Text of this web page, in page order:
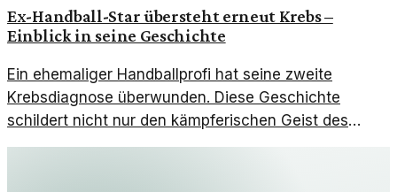
Ex-Handball-Star übersteht erneut Krebs –
Einblick in seine Geschichte
Ein ehemaliger Handballprofi hat seine zweite
Krebsdiagnose überwunden. Diese Geschichte
schildert nicht nur den kämpferischen Geist des
Sportlers, sondern beleuchtet auch die medizinischen